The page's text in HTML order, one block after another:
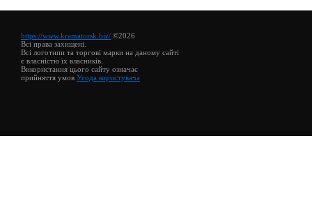
https://www.kramatorsk.biz/ ©2026
Всі права захищені.
Всі логотипи та торгові марки на даному сайті
є власністю їх власників.
Використання цього сайту означає
прийняття умов Угода користувача